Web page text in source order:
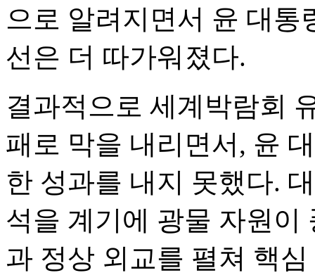
으로 알려지면서 윤 대통
선은 더 따가워졌다.
결과적으로 세계박람회
패로 막을 내리면서, 윤
한 성과를 내지 못했다.
석을 계기에 광물 자원이
과 정상 외교를 펼쳐 핵